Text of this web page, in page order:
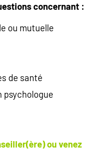
concernant :
ou mutuelle
de santé
psychologue
ou venez